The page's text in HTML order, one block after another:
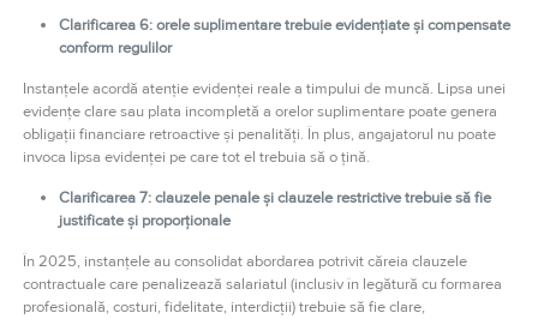
Clarificarea 6: orele suplimentare trebuie evidențiate și compensate
conform regulilor
Instanțele acordă atenție evidenței reale a timpului de muncă. Lipsa unei
evidențe clare sau plata incompletă a orelor suplimentare poate genera
obligații financiare retroactive și penalități. În plus, angajatorul nu poate
invoca lipsa evidenței pe care tot el trebuia să o țină.
Clarificarea 7: clauzele penale și clauzele restrictive trebuie să fie
justificate și proporționale
În 2025, instanțele au consolidat abordarea potrivit căreia clauzele
contractuale care penalizează salariatul (inclusiv în legătură cu formarea
profesională, costuri, fidelitate, interdicții) trebuie să fie clare,